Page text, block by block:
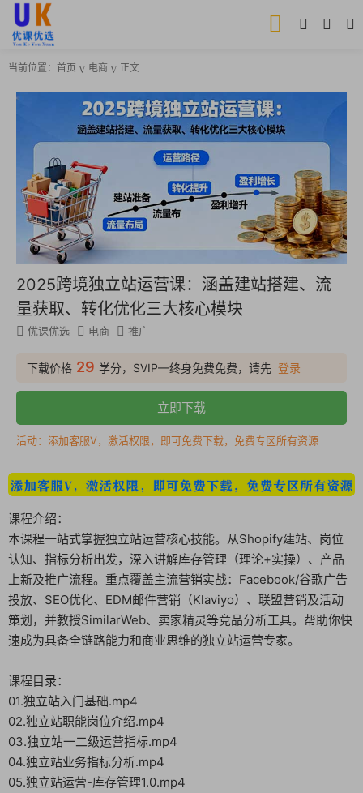
当前位置： 首页 电商 正文
2025跨境独立站运营课：涵盖建站搭建、流
量获取、转化优化三大核心模块
优课优选 电商 推广
下载价格 29 学分，SVIP—终身免费免费，请先 登录
立即下载
活动：添加客服V，激活权限，即可免费下载，免费专区所有资源
课程介绍：
本课程一站式掌握独立站运营核心技能。从Shopify建站、岗位
认知、指标分析出发，深入讲解库存管理（理论+实操）、产品
上新及推广流程。重点覆盖主流营销实战：Facebook/谷歌广告
投放、SEO优化、EDM邮件营销（Klaviyo）、联盟营销及活动
策划，并教授SimilarWeb、卖家精灵等竞品分析工具。帮助你快
速成为具备全链路能力和商业思维的独立站运营专家。
课程目录：
01.独立站入门基础.mp4
02.独立站职能岗位介绍.mp4
03.独立站一二级运营指标.mp4
04.独立站业务指标分析.mp4
05.独立站运营-库存管理1.0.mp4